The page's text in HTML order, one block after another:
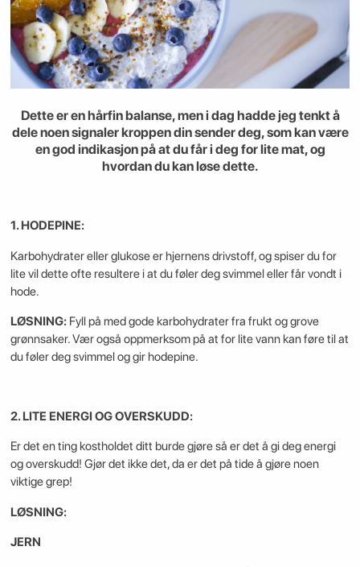
Dette er en hårfin balanse, men i dag hadde jeg tenkt å
dele noen signaler kroppen din sender deg, som kan være
en god indikasjon på at du får i deg for lite mat, og
hvordan du kan løse dette.
1. HODEPINE:
Karbohydrater eller glukose er hjernens drivstoff, og spiser du for
lite vil dette ofte resultere i at du føler deg svimmel eller får vondt i
hode.
LØSNING: Fyll på med gode karbohydrater fra frukt og grove
grønnsaker. Vær også oppmerksom på at for lite vann kan føre til at
du føler deg svimmel og gir hodepine.
2. LITE ENERGI OG OVERSKUDD:
Er det en ting kostholdet ditt burde gjøre så er det å gi deg energi
og overskudd! Gjør det ikke det, da er det på tide å gjøre noen
viktige grep!
LØSNING:
JERN